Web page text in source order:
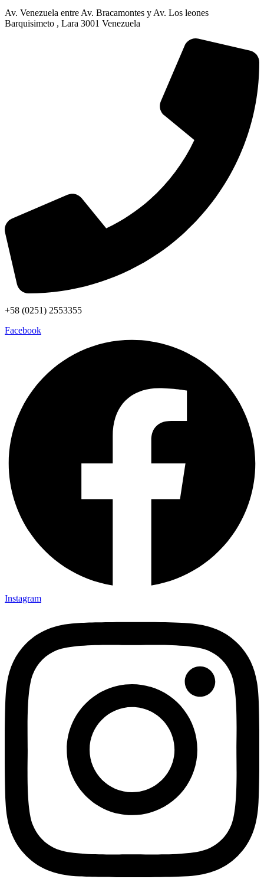
Av. Venezuela entre Av. Bracamontes y Av. Los leones
Barquisimeto , Lara 3001 Venezuela
+58 (0251) 2553355
Facebook
Instagram